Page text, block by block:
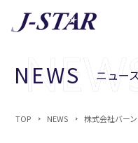
課題解決
ESGへの配慮
NEWS ニュース
TOP NEWS 株式会社バー